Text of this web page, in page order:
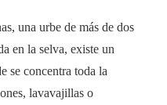
una urbe de más de dos
en la selva, existe un
se concentra toda la
lavavajillas o